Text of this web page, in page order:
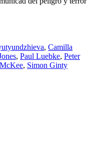
, Camilla
, Paul Luebke, Peter
, Simon Ginty